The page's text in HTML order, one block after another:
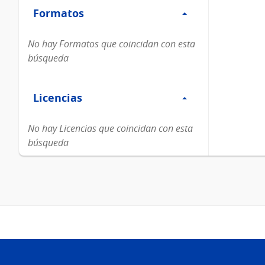
Formatos
Formatos
No hay Formatos que coincidan con esta
búsqueda
Licencias
Licencias
No hay Licencias que coincidan con esta
búsqueda